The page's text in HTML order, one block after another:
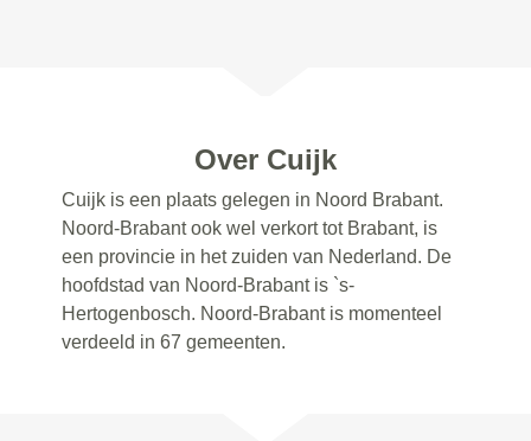
Over Cuijk
Cuijk is een plaats gelegen in Noord Brabant.
Noord-Brabant ook wel verkort tot Brabant, is
een provincie in het zuiden van Nederland. De
hoofdstad van Noord-Brabant is `s-
Hertogenbosch. Noord-Brabant is momenteel
verdeeld in 67 gemeenten.